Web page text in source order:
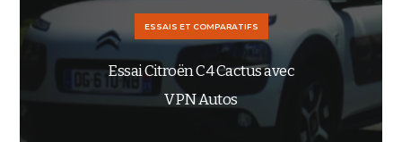
ESSAIS ET COMPARATIFS
Essai Citroën C4 Cactus avec
VPN Autos